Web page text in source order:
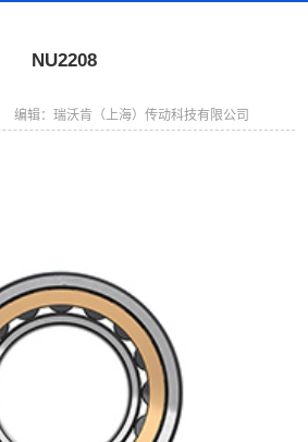
NU2208
编辑：瑞沃肯（上海）传动科技有限公司